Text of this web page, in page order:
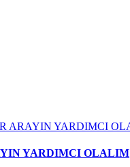
YARDIMCI OLALIM